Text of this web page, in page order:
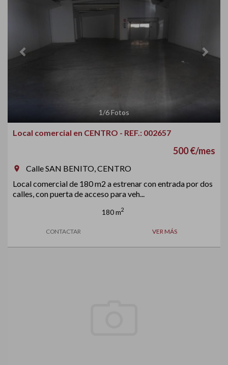
1/6Fotos
Local comercial en CENTRO - REF.: 002657
500 €/mes
room
Calle SAN BENITO, CENTRO
Local comercial de 180 m2 a estrenar con entrada por dos
calles, con puerta de acceso para veh...
180 m2
CONTACTAR VER MÁS